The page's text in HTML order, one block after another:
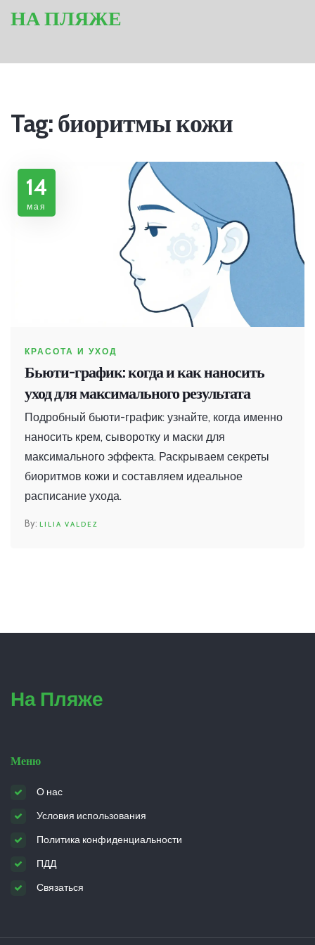
НА ПЛЯЖЕ
Tag: биоритмы кожи
14
мая
КРАСОТА И УХОД
Бьюти-график: когда и как наносить
уход для максимального результата
Подробный бьюти-график: узнайте, когда именно
наносить крем, сыворотку и маски для
максимального эффекта. Раскрываем секреты
биоритмов кожи и составляем идеальное
расписание ухода.
LILIA VALDEZ
На Пляже
Меню
О нас
Условия использования
Политика конфиденциальности
ПДД
Связаться